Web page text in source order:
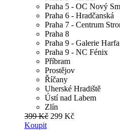
Praha 5 - OC Nový
Praha 6 - Hradčanská
Praha 7 - Centrum
Praha 8
Praha 9 - Galerie
Praha 9 - NC Fénix
Příbram
Prostějov
Říčany
Uherské Hradiště
Ústí nad Labem
Zlín
399 Kč 299 Kč
Koupit